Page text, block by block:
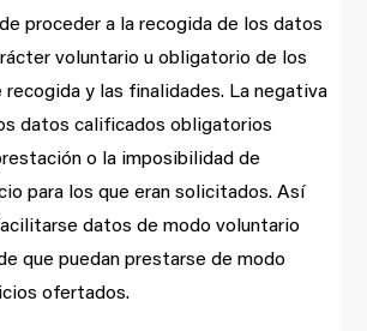
proceder a la recogida de los datos
voluntario u obligatorio de los
y las finalidades. La negativa
datos calificados obligatorios
o la imposibilidad de
para los que eran solicitados. Así
datos de modo voluntario
que puedan prestarse de modo
ofertados.